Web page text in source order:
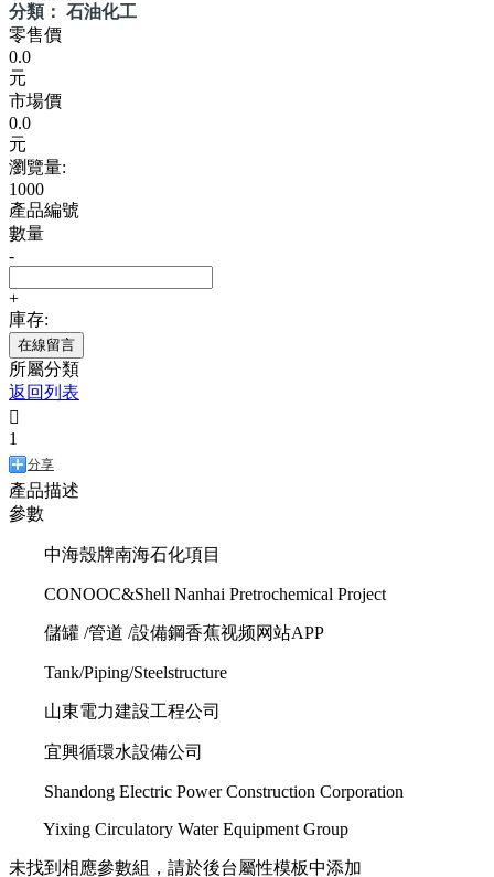
分類： 石油化工
零售價
0.0
元
市場價
0.0
元
瀏覽量:
1000
產品編號
數量
-
+
庫存:
在線留言
所屬分類
返回列表

1
分享
產品描述
參數
中海殼牌南海石化項目
CONOOC&Shell Nanhai Pretrochemical Project
儲罐 /管道 /設備鋼香蕉视频网站APP
Tank/Piping/Steelstructure
山東電力建設工程公司
宜興循環水設備公司
Shandong Electric Power Construction Corporation
Yixing Circulatory Water Equipment Group
未找到相應參數組，請於後台屬性模板中添加